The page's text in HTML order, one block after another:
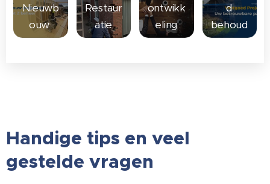
Nieuwb
ouw
Restaur
atie
ontwikk
eling
d
behoud
Handige tips en veel
gestelde vragen